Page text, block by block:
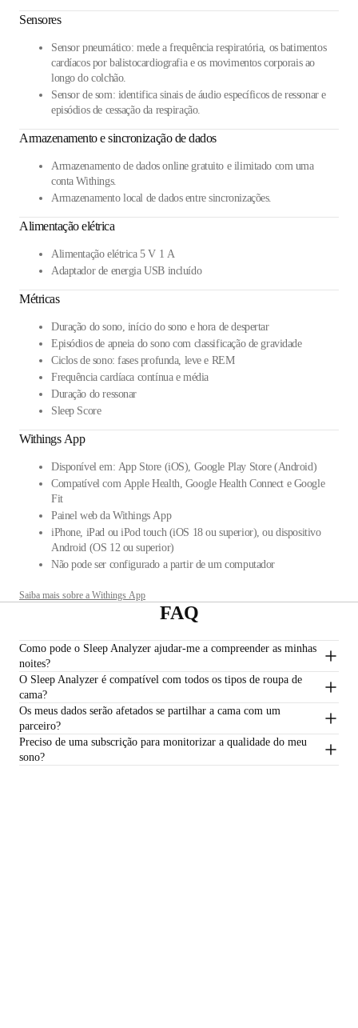
Sensores
Sensor pneumático: mede a frequência respiratória, os batimentos
cardíacos por balistocardiografia e os movimentos corporais ao
longo do colchão.
Sensor de som: identifica sinais de áudio específicos de ressonar e
episódios de cessação da respiração.
Armazenamento e sincronização de dados
Armazenamento de dados online gratuito e ilimitado com uma
conta Withings.
Armazenamento local de dados entre sincronizações.
Alimentação elétrica
Alimentação elétrica 5 V 1 A
Adaptador de energia USB incluído
Métricas
Duração do sono, início do sono e hora de despertar
Episódios de apneia do sono com classificação de gravidade
Ciclos de sono: fases profunda, leve e REM
Frequência cardíaca contínua e média
Duração do ressonar
Sleep Score
Withings App
Disponível em: App Store (iOS), Google Play Store (Android)
Compatível com Apple Health, Google Health Connect e Google
Fit
Painel web da Withings App
iPhone, iPad ou iPod touch (iOS 18 ou superior), ou dispositivo
Android (OS 12 ou superior)
Não pode ser configurado a partir de um computador
Saiba mais sobre a Withings App
FAQ
Como pode o Sleep Analyzer ajudar-me a compreender as minhas
noites?
O Sleep Analyzer é compatível com todos os tipos de roupa de
cama?
Os meus dados serão afetados se partilhar a cama com um
parceiro?
Preciso de uma subscrição para monitorizar a qualidade do meu
sono?